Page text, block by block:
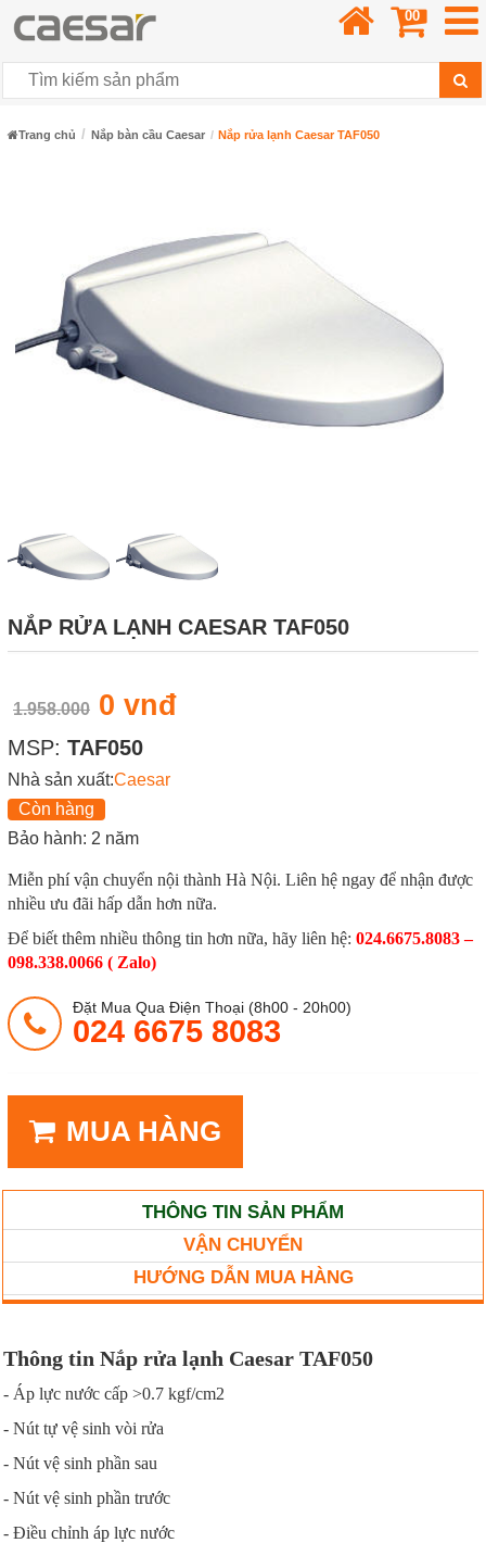
00
Trang chủ Nắp bàn cầu Caesar Nắp rửa lạnh Caesar TAF050
NẮP RỬA LẠNH CAESAR TAF050
1.958.000 0 vnđ
MSP: TAF050
Nhà sản xuất:Caesar
Còn hàng
Bảo hành: 2 năm
Miễn phí vận chuyển nội thành Hà Nội. Liên hệ ngay để nhận được
nhiều ưu đãi hấp dẫn hơn nữa.
Để biết thêm nhiều thông tin hơn nữa, hãy liên hệ: 024.6675.8083 –
098.338.0066 ( Zalo)
Đặt Mua Qua Điện Thoại (8h00 - 20h00)
024 6675 8083
MUA HÀNG
THÔNG TIN SẢN PHẨM
VẬN CHUYỂN
HƯỚNG DẪN MUA HÀNG
Thông tin Nắp rửa lạnh Caesar TAF050
- Áp lực nước cấp >0.7 kgf/cm2
- Nút tự vệ sinh vòi rửa
- Nút vệ sinh phần sau
- Nút vệ sinh phần trước
- Điều chỉnh áp lực nước